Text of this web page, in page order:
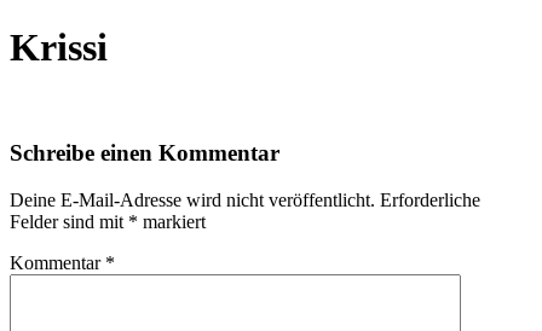
Krissi
Schreibe einen Kommentar
Deine E-Mail-Adresse wird nicht veröffentlicht. Erforderliche
Felder sind mit * markiert
Kommentar *